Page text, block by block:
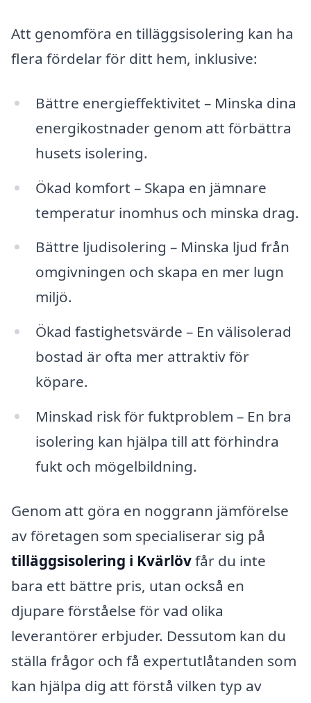
Att genomföra en tilläggsisolering kan ha
flera fördelar för ditt hem, inklusive:
Bättre energieffektivitet – Minska dina
energikostnader genom att förbättra
husets isolering.
Ökad komfort – Skapa en jämnare
temperatur inomhus och minska drag.
Bättre ljudisolering – Minska ljud från
omgivningen och skapa en mer lugn
miljö.
Ökad fastighetsvärde – En välisolerad
bostad är ofta mer attraktiv för
köpare.
Minskad risk för fuktproblem – En bra
isolering kan hjälpa till att förhindra
fukt och mögelbildning.
Genom att göra en noggrann jämförelse
av företagen som specialiserar sig på
tilläggsisolering i Kvärlövfår du inte
bara ett bättre pris, utan också en
djupare förståelse för vad olika
leverantörer erbjuder. Dessutom kan du
ställa frågor och få expertutlåtanden som
kan hjälpa dig att förstå vilken typ av